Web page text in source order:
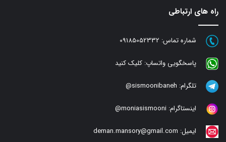
راه های ارتباطی
شماره تماس: 09185052332
پاسخگویی واتساپ: کلیک کنید
تلگرام: sismoonibaneh@
اینستاگرام: moniasismooni@
ایمیل: deman.mansory@gmail.com